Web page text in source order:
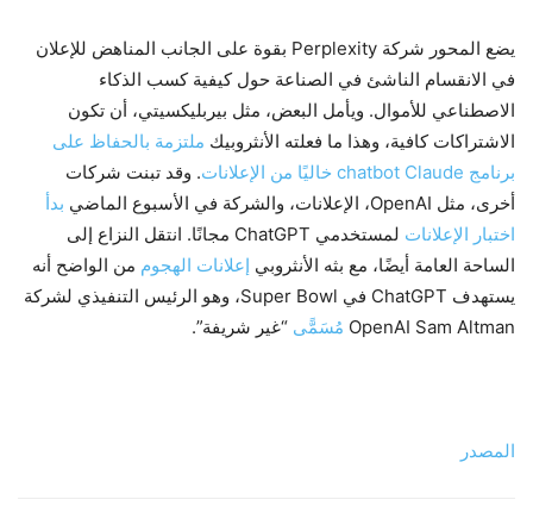
يضع المحور شركة Perplexity بقوة على الجانب المناهض للإعلان
في الانقسام الناشئ في الصناعة حول كيفية كسب الذكاء
الاصطناعي للأموال. ويأمل البعض، مثل بيربليكسيتي، أن تكون
الاشتراكات كافية، وهذا ما فعلته الأنثروبيك ملتزمة بالحفاظ على
برنامج chatbot Claude خاليًا من الإعلانات
. وقد تبنت شركات
أخرى، مثل OpenAI، الإعلانات، والشركة في الأسبوع الماضي
بدأ
اختبار الإعلانات
لمستخدمي ChatGPT مجانًا. انتقل النزاع إلى
الساحة العامة أيضًا، مع بثه الأنثروبي إعلانات الهجوم من الواضح أنه
يستهدف ChatGPT في Super Bowl، وهو الرئيس التنفيذي لشركة
OpenAI Sam Altman مُسَمًّى “غير شريفة”.
المصدر